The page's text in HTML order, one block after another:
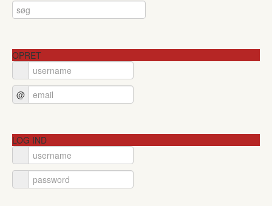
OPRET
@
LOG IND